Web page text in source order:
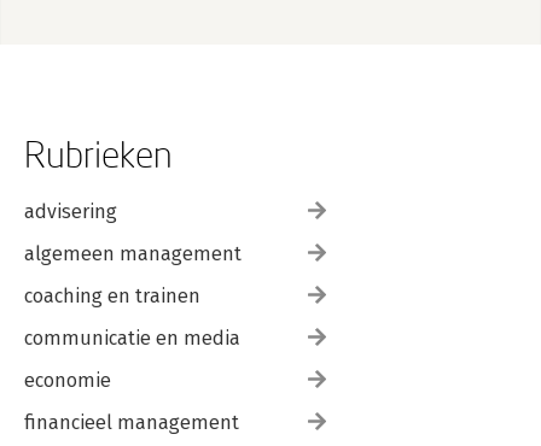
Rubrieken
advisering
algemeen management
coaching en trainen
communicatie en media
economie
financieel management